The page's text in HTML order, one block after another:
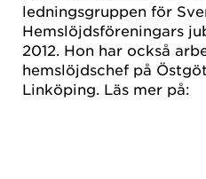
ledningsgruppen för
Hemslöjdsföreningars
2012. Hon har också
hemslöjdschef på
Linköping. Läs mer på: